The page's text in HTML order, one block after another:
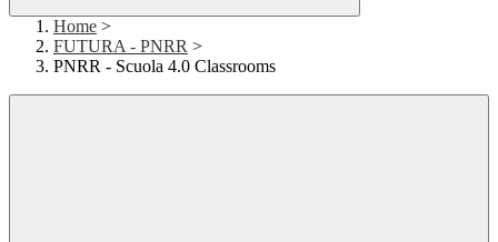
Home >
FUTURA - PNRR >
PNRR - Scuola 4.0 Classrooms